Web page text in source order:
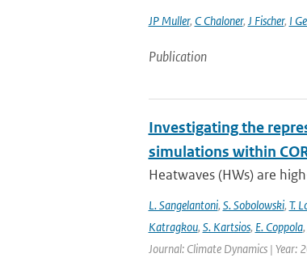
JP Muller, C Chaloner, J Fischer, I
Publication
Investigating the
simulations within
Heatwaves (HWs) are
L. Sangelantoni, S. Sobolowski, T.
Katragkou, S. Kartsios, E. Coppola,
Journal: Climate Dynamics | Year: